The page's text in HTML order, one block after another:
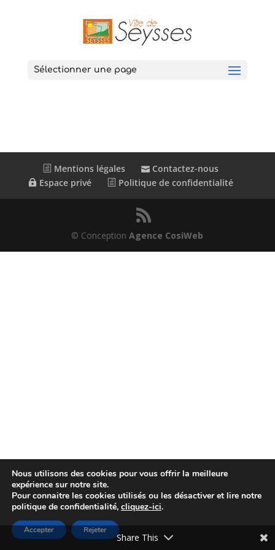
Sélectionner une page
Mentions légales
Contactez-nous
Espace privé
Politique de confidentialité
© ConceptionAgence CosiWeb
Nous utilisons des cookies pour vous offrir la meilleure
expérience sur notre site.
Pour connaitre les cookies utilisés ou les désactiver et lire notre
politique de confidentialité, cliquez-ici.
Accepter Rejeter
Share This